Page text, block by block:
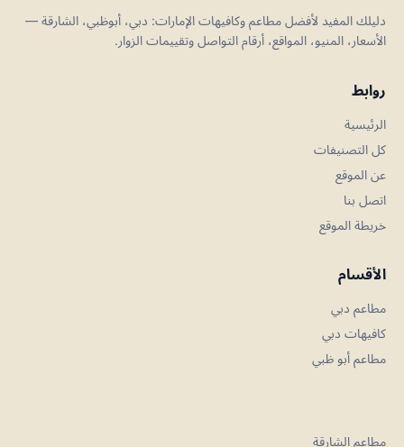
دليلك المفيد لأفضل مطاعم وكافيهات الإمارات: دبي، أبوظبي، الشارقة —
الأسعار، المنيو، المواقع، أرقام التواصل وتقييمات الزوار.
روابط
الرئيسية
كل التصنيفات
عن الموقع
اتصل بنا
خريطة الموقع
الأقسام
مطاعم دبي
كافيهات دبي
مطاعم أبو ظبي
مطاعم الشارقة